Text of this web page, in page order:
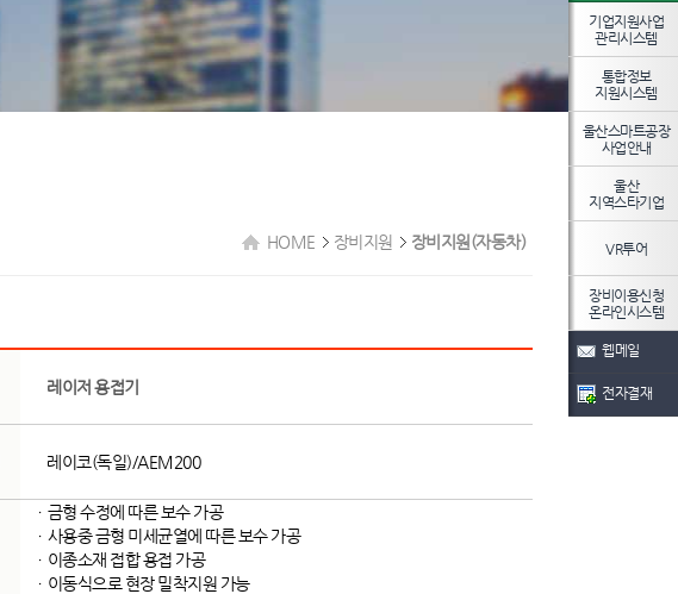
HOME 장비지원 장비지원(자동차)
레이저 용접기
레이코(독일)/AEM200
ㆍ금형 수정에 따른 보수 가공
ㆍ사용중 금형 미세균열에 따른 보수 가공
ㆍ이종소재 접합 용접 가공
ㆍ이동식으로 현장 밀착지원 가능
기업지원사업
관리시스템
통합정보
지원시스템
울산스마트공장
사업안내
울산
지역스타기업
VR투어
장비이용신청
온라인시스템
웹메일
전자결재